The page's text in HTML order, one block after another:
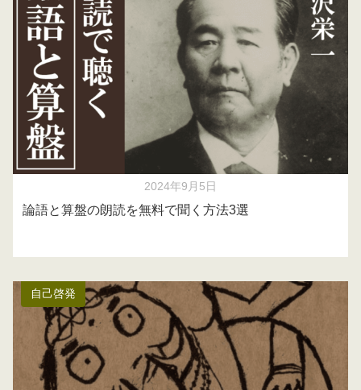
2024年9月5日
論語と算盤の朗読を無料で聞く方法3選
自己啓発